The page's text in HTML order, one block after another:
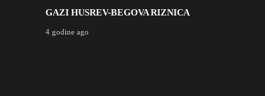
GAZI HUSREV-BEGOVA RIZNICA
4 godine ago